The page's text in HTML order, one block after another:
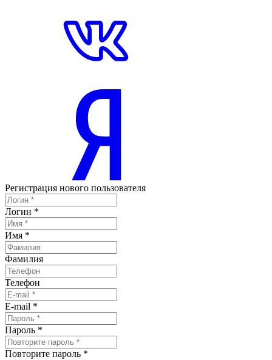
Регистрация нового пользователя
Логин *
Имя *
Фамилия
Телефон
E-mail *
Пароль *
Повторите пароль *